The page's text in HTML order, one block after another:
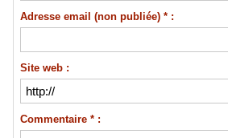
Adresse email (non publiée) * :
Site web :
Commentaire * :